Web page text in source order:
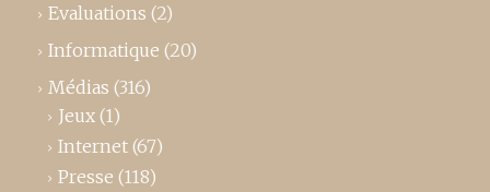
Evaluations (2)
Informatique (20)
Médias (316)
Jeux (1)
Internet (67)
Presse (118)